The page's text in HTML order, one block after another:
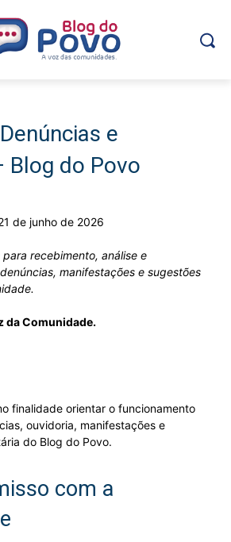
e
Blog do Povo
de junho de 2026
recebimento, análise e
manifestações e sugestões
da Comunidade.
finalidade orientar o funcionamento
ouvidoria, manifestações e
do Blog do Povo.
com a